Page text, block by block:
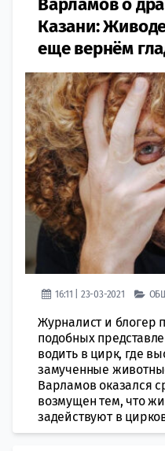
Казани:​
еще вернём
16:11 | 23-03-2021
Журналист и блогер
подобных
водить в цирк, где
замученные
Варламов оказался
возмущен тем, что
задействуют в